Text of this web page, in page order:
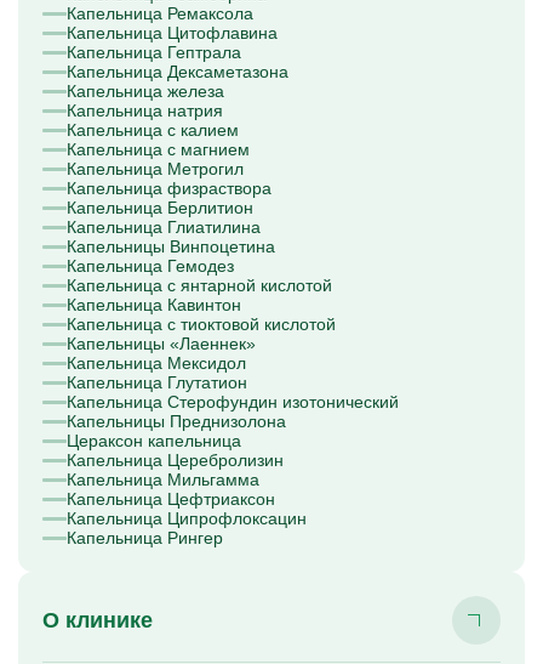
Капельница Ремаксола
Капельница Цитофлавина
Капельница Гептрала
Капельница Дексаметазона
Капельница железа
Капельница натрия
Капельница с калием
Капельница с магнием
Капельница Метрогил
Капельница физраствора
Капельница Берлитион
Капельница Глиатилина
Капельницы Винпоцетина
Капельница Гемодез
Капельница с янтарной кислотой
Капельница Кавинтон
Капельница с тиоктовой кислотой
Капельницы «Лаеннек»
Капельница Мексидол
Капельница Глутатион
Капельница Стерофундин изотонический
Капельницы Преднизолона
Цераксон капельница
Капельница Церебролизин
Капельница Мильгамма
Капельница Цефтриаксон
Капельница Ципрофлоксацин
Капельница Рингер
О клинике